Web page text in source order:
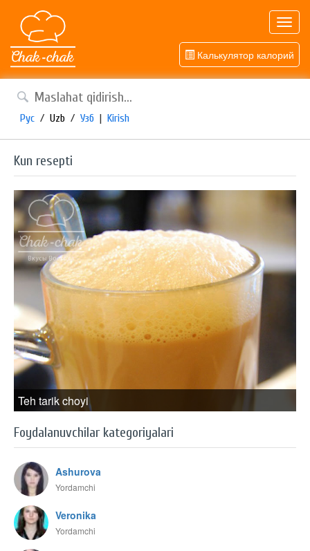
Калькулятор калорий
Рус / Uzb / Узб | Kirish
Kun resepti
Teh tarik choyi
Foydalanuvchilar kategoriyalari
Ashurova
Yordamchi
Veronika
Yordamchi